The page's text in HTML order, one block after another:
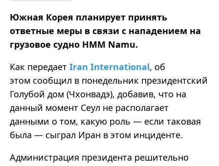
Южная Корея планирует принять
ответные меры в связи с нападением на
грузовое судно HMM Namu.
Как передает Iran International, об
этом сообщил в понедельник президентский
Голубой дом (Чхонвадэ), добавив, что на
данный момент Сеул не располагает
данными о том, какую роль — если таковая
была — сыграл Иран в этом инциденте.
Администрация президента решительно